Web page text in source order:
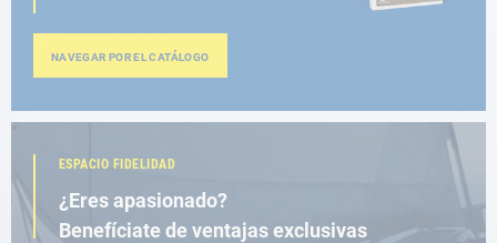
NAVEGAR POR EL CATÁLOGO
ESPACIO FIDELIDAD
¿Eres apasionado?
Benefíciate de ventajas exclusivas